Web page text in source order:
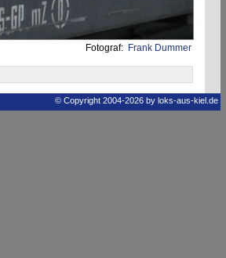
Fotograf: Frank Dummer
© Copyright 2004-2026 by loks-aus-kiel.de